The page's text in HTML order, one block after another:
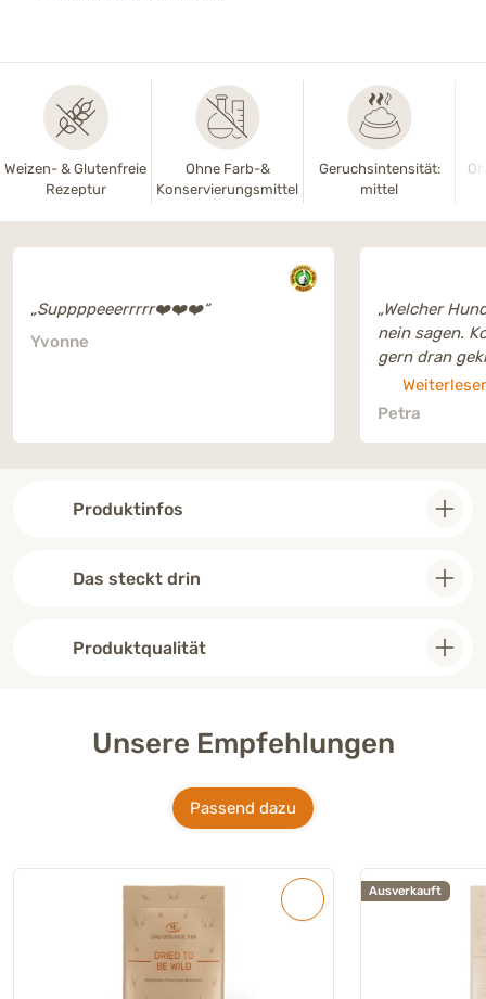
Weizen- & Glutenfreie
Rezeptur
Ohne Farb-&
Konservierungsmittel
Geruchsintensität:
mittel
„Suppppeeerrrrr❤️❤️❤️“
Yvonne
„Welcher
nein sagen.
gern dran
Petra
Produktinfos
Das steckt drin
Produktqualität
Unsere Empfehlungen
Passend dazu
Ausverkauft